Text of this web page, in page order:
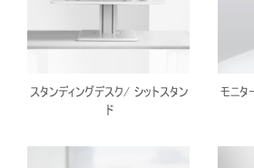
スタンディングデスク/ シットスタン
ド
モニタ